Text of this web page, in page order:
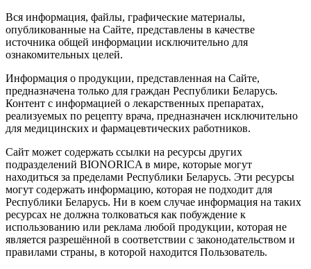
Вся информация, файлы, графические материалы,
опубликованные на Сайте, представлены в качестве
источника общей информации исключительно для
ознакомительных целей.
Информация о продукции, представленная на Сайте,
предназначена только для граждан Республики Беларусь.
Контент с информацией о лекарственных препаратах,
реализуемых по рецепту врача, предназначен исключительно
для медицинских и фармацевтических работников.
Сайт может содержать ссылки на ресурсы других
подразделений BIONORICA в мире, которые могут
находиться за пределами Республики Беларусь. Эти ресурсы
могут содержать информацию, которая не подходит для
Республики Беларусь. Ни в коем случае информация на таких
ресурсах не должна толковаться как побуждение к
использованию или реклама любой продукции, которая не
является разрешённой в соответствии с законодательством и
правилами страны, в которой находится Пользователь.